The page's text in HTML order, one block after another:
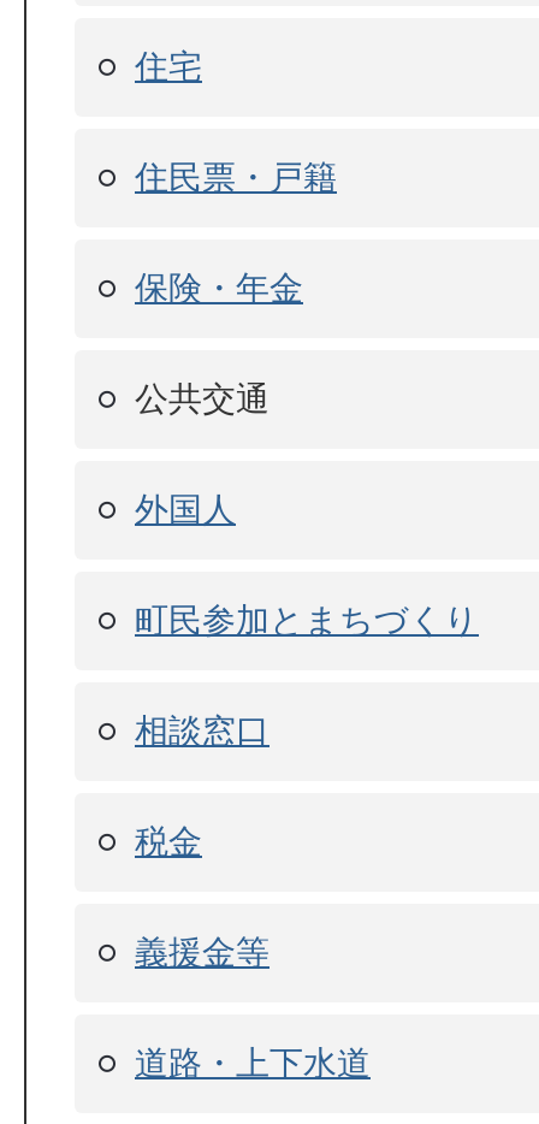
住宅
住民票・戸籍
保険・年金
公共交通
外国人
町民参加とまちづくり
相談窓口
税金
義援金等
道路・上下水道